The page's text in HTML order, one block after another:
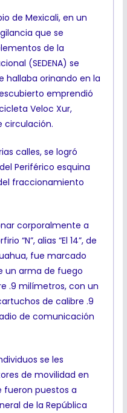
de Mexicali, en un
que se
de la
(SEDENA) se
hallaba orinando en la
emprendió
Veloc Xur,
circulación.
calles, se logró
Periférico esquina
fraccionamiento
corporalmente a
“N”, alias “El 14”, de
fue marcado
un arma de fuego
.9 milímetros, con un
de calibre .9
de comunicación
se les
de movilidad en
fueron puestos a
de la República